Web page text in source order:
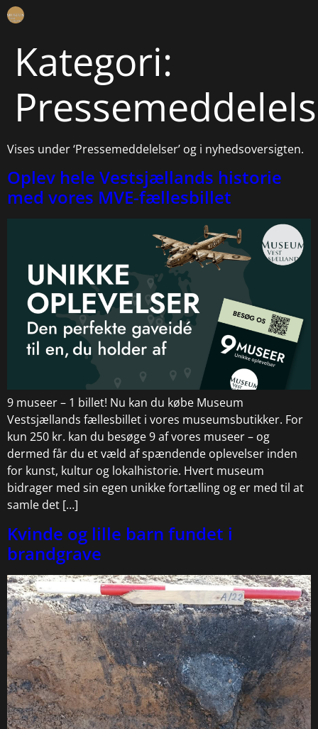
Kategori:
Vises under ‘Pressemeddelelser’ og i nyhedsoversigten.
Oplev hele Vestsjællands historie
med vores MVE-fællesbillet
9 museer – 1 billet! Nu kan du købe Museum
Vestsjællands fællesbillet i vores museumsbutikker. For
kun 250 kr. kan du besøge 9 af vores museer – og
dermed får du et væld af spændende oplevelser inden
for kunst, kultur og lokalhistorie. Hvert museum
bidrager med sin egen unikke fortælling og er med til at
samle det […]
Kvinde og lille barn fundet i
brandgrave